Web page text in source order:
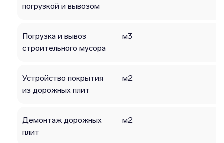
погрузкой и вывозом
Погрузка и вывоз
строительного мусора
м3
Устройство покрытия
из дорожных плит
м2
Демонтаж дорожных
плит
м2